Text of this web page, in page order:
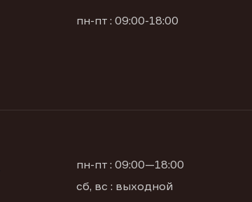
пн-пт : 09:00-18:00
пн-пт : 09:00—18:00
сб, вс : выходной